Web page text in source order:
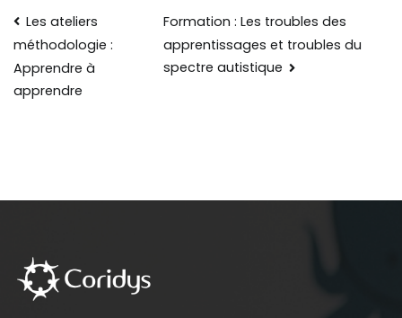
Les ateliers
méthodologie :
Apprendre à
apprendre
Formation : Les troubles des
apprentissages et troubles du
spectre autistique